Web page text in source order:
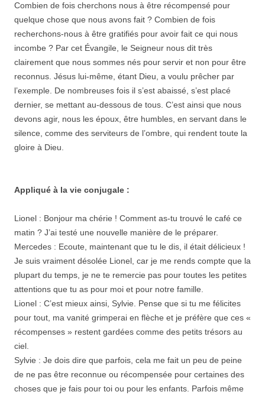
Combien de fois cherchons nous à être récompensé pour
quelque chose que nous avons fait ? Combien de fois
recherchons-nous à être gratifiés pour avoir fait ce qui nous
incombe ? Par cet Évangile, le Seigneur nous dit très
clairement que nous sommes nés pour servir et non pour être
reconnus. Jésus lui-même, étant Dieu, a voulu prêcher par
l’exemple. De nombreuses fois il s’est abaissé, s’est placé
dernier, se mettant au-dessous de tous. C’est ainsi que nous
devons agir, nous les époux, être humbles, en servant dans le
silence, comme des serviteurs de l’ombre, qui rendent toute la
gloire à Dieu.
Appliqué à la vie conjugale :
Lionel : Bonjour ma chérie ! Comment as-tu trouvé le café ce
matin ? J’ai testé une nouvelle manière de le préparer.
Mercedes : Ecoute, maintenant que tu le dis, il était délicieux !
Je suis vraiment désolée Lionel, car je me rends compte que la
plupart du temps, je ne te remercie pas pour toutes les petites
attentions que tu as pour moi et pour notre famille.
Lionel : C’est mieux ainsi, Sylvie. Pense que si tu me félicites
pour tout, ma vanité grimperai en flèche et je préfère que ces «
récompenses » restent gardées comme des petits trésors au
ciel.
Sylvie : Je dois dire que parfois, cela me fait un peu de peine
de ne pas être reconnue ou récompensée pour certaines des
choses que je fais pour toi ou pour les enfants. Parfois même